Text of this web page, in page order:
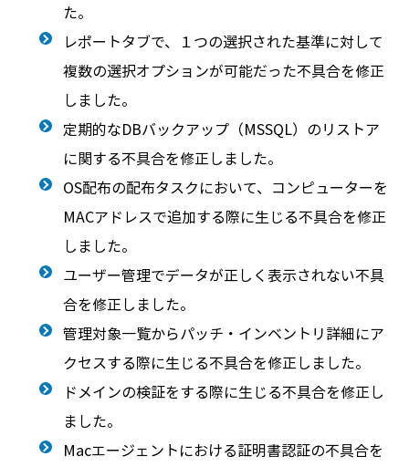
た。
レポートタブで、１つの選択された基準に対して
複数の選択オプションが可能だった不具合を修正
しました。
定期的なDBバックアップ（MSSQL）のリストア
に関する不具合を修正しました。
OS配布の配布タスクにおいて、コンピューターを
MACアドレスで追加する際に生じる不具合を修正
しました。
ユーザー管理でデータが正しく表示されない不具
合を修正しました。
管理対象一覧からパッチ・インベントリ詳細にア
クセスする際に生じる不具合を修正しました。
ドメインの検証をする際に生じる不具合を修正し
ました。
Macエージェントにおける証明書認証の不具合を